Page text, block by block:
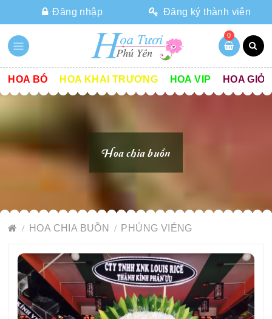
Đăng nhập Đăng ký thành viên
0
HOA BÓ HOA KHAI TRƯƠNG HOA VIP HOA GIỎ
Hoa chia buồn
HOA CHIA BUỒN PHÚNG VIÉNG